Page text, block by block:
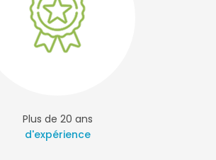
Plus de 20 ans
d'expérience